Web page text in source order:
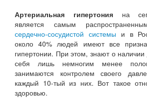
Артериальная гипертонияна
является самым
сердечно-сосудистой системыи в
около 40% людей имеют все
гипертонии. При этом, знают о
себя лишь немногим менее
занимаются контролем своего
каждый 10-тый из них. Вот такое
здоровью.